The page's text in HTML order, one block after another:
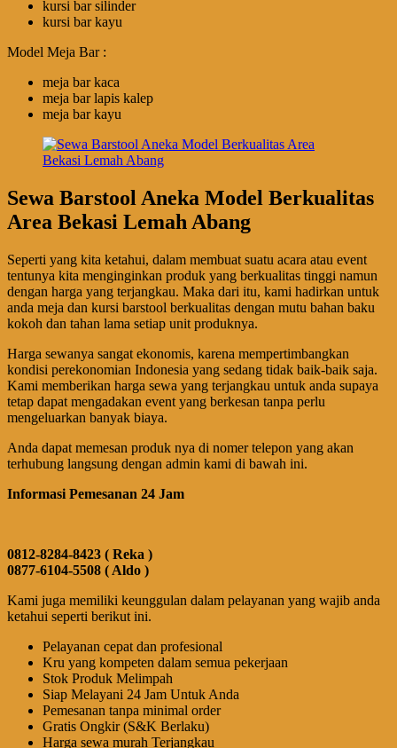
kursi bar silinder
kursi bar kayu
Model Meja Bar :
meja bar kaca
meja bar lapis kalep
meja bar kayu
Sewa Barstool Aneka Model Berkualitas
Area Bekasi Lemah Abang
Seperti yang kita ketahui, dalam membuat suatu acara atau event
tentunya kita menginginkan produk yang berkualitas tinggi namun
dengan harga yang terjangkau. Maka dari itu, kami hadirkan untuk
anda meja dan kursi barstool berkualitas dengan mutu bahan baku
kokoh dan tahan lama setiap unit produknya.
Harga sewanya sangat ekonomis, karena mempertimbangkan
kondisi perekonomian Indonesia yang sedang tidak baik-baik saja.
Kami memberikan harga sewa yang terjangkau untuk anda supaya
tetap dapat mengadakan event yang berkesan tanpa perlu
mengeluarkan banyak biaya.
Anda dapat memesan produk nya di nomer telepon yang akan
terhubung langsung dengan admin kami di bawah ini.
Informasi Pemesanan 24 Jam
0812-8284-8423 ( Reka )
0877-6104-5508 ( Aldo )
Kami juga memiliki keunggulan dalam pelayanan yang wajib anda
ketahui seperti berikut ini.
Pelayanan cepat dan profesional
Kru yang kompeten dalam semua pekerjaan
Stok Produk Melimpah
Siap Melayani 24 Jam Untuk Anda
Pemesanan tanpa minimal order
Gratis Ongkir (S&K Berlaku)
Harga sewa murah Terjangkau